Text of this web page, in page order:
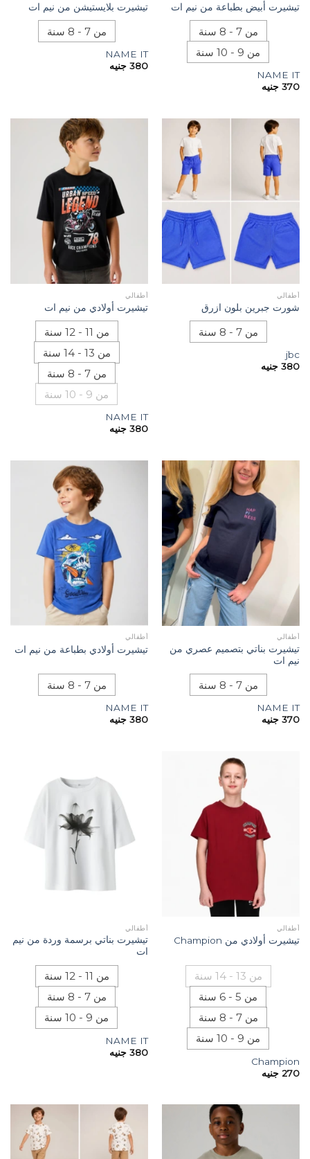
تيشيرت أبيض بطباعة من نيم ات
من 7 - 8 سنة
من 9 - 10 سنة
NAME IT
370 جنيه
تيشيرت بلايستيشن من نيم ات
من 7 - 8 سنة
NAME IT
380 جنيه
أطفالي
شورت جبرين بلون ازرق
من 7 - 8 سنة
jbc
380 جنيه
أطفالي
تيشيرت أولادي من نيم ات
من 11 - 12 سنة
من 13 - 14 سنة
من 7 - 8 سنة
من 9 - 10 سنة
NAME IT
380 جنيه
أطفالي
تيشيرت بناتي بتصميم عصري من
نيم ات
من 7 - 8 سنة
NAME IT
370 جنيه
أطفالي
تيشيرت أولادي بطباعة من نيم ات
من 7 - 8 سنة
NAME IT
380 جنيه
أطفالي
تيشيرت أولادي من Champion
من 13 - 14 سنة
من 5 - 6 سنة
من 7 - 8 سنة
من 9 - 10 سنة
Champion
270 جنيه
أطفالي
تيشيرت بناتي برسمة وردة من نيم
ات
من 11 - 12 سنة
من 7 - 8 سنة
من 9 - 10 سنة
NAME IT
380 جنيه